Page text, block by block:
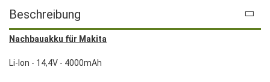
Beschreibung
Nachbauakku für Makita
Li-Ion - 14,4V - 4000mAh